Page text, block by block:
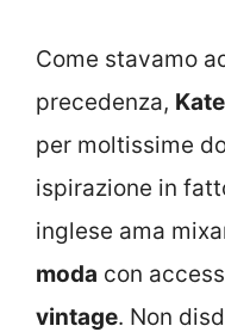
Come stavamo
precedenza,
per moltissime
ispirazione in
inglese ama
moda con
vintage. Non